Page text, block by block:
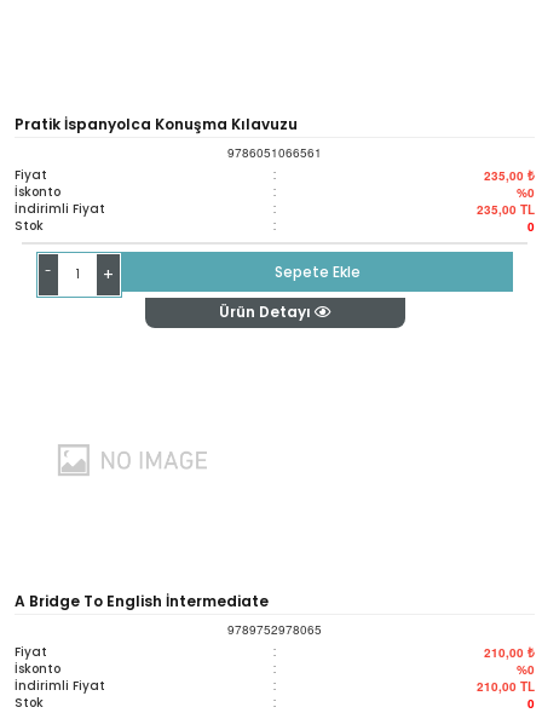
Pratik İspanyolca Konuşma Kılavuzu
9786051066561
Fiyat : 235,00 ₺
İskonto : %0
İndirimli Fiyat : 235,00 TL
Stok : 0
- +
Sepete Ekle
Ürün Detayı
A Bridge To English İntermediate
9789752978065
Fiyat : 210,00 ₺
İskonto : %0
İndirimli Fiyat : 210,00 TL
Stok : 0